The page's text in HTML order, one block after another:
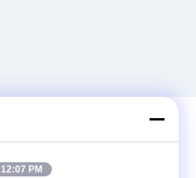
12:07 PM